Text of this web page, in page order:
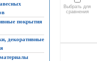
покрытия
декоративные
Выбрать для
сравнения